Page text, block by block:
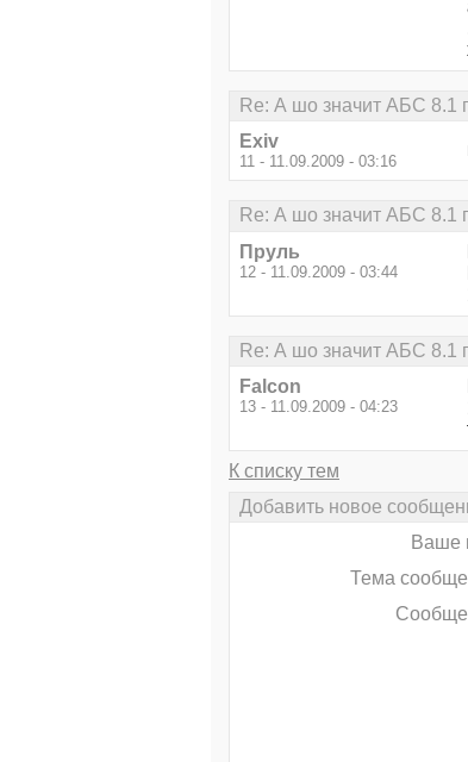
Re: А шо значит AБC 8.1
Exiv
11 - 11.09.2009 - 03:16
Re: А шо значит AБC 8.1
Пруль
12 - 11.09.2009 - 03:44
Re: А шо значит AБC 8.1
Falcon
13 - 11.09.2009 - 04:23
К списку тем
Добавить новое
Ваше
Тема